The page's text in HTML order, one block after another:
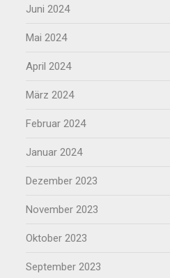
Juni 2024
Mai 2024
April 2024
März 2024
Februar 2024
Januar 2024
Dezember 2023
November 2023
Oktober 2023
September 2023